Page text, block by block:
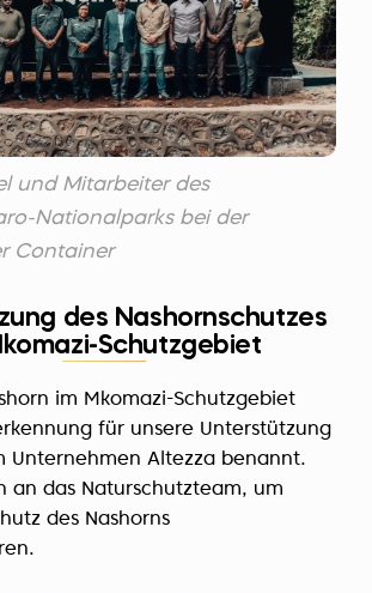
und Mitarbeiter des
Nationalparks bei der
Container
des Nashornschutzes
Schutzgebiet
im Mkomazi-Schutzgebiet
für unsere Unterstützung
Unternehmen Altezza benannt.
an das Naturschutzteam, um
des Nashorns